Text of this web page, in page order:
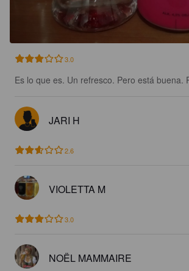
3.0
Es lo que es. Un refresco. Pero está buena.
JARI H
2.6
VIOLETTA M
3.0
NOËL MAMMAIRE